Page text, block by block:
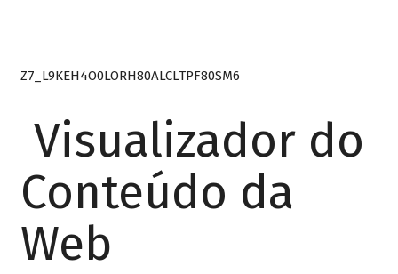
Z7_L9KEH4O0LORH80ALCLTPF80SM6
Visualizador do
Conteúdo da
Web